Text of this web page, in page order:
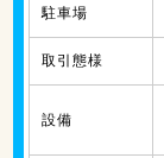
駐車場
取引態様
設備